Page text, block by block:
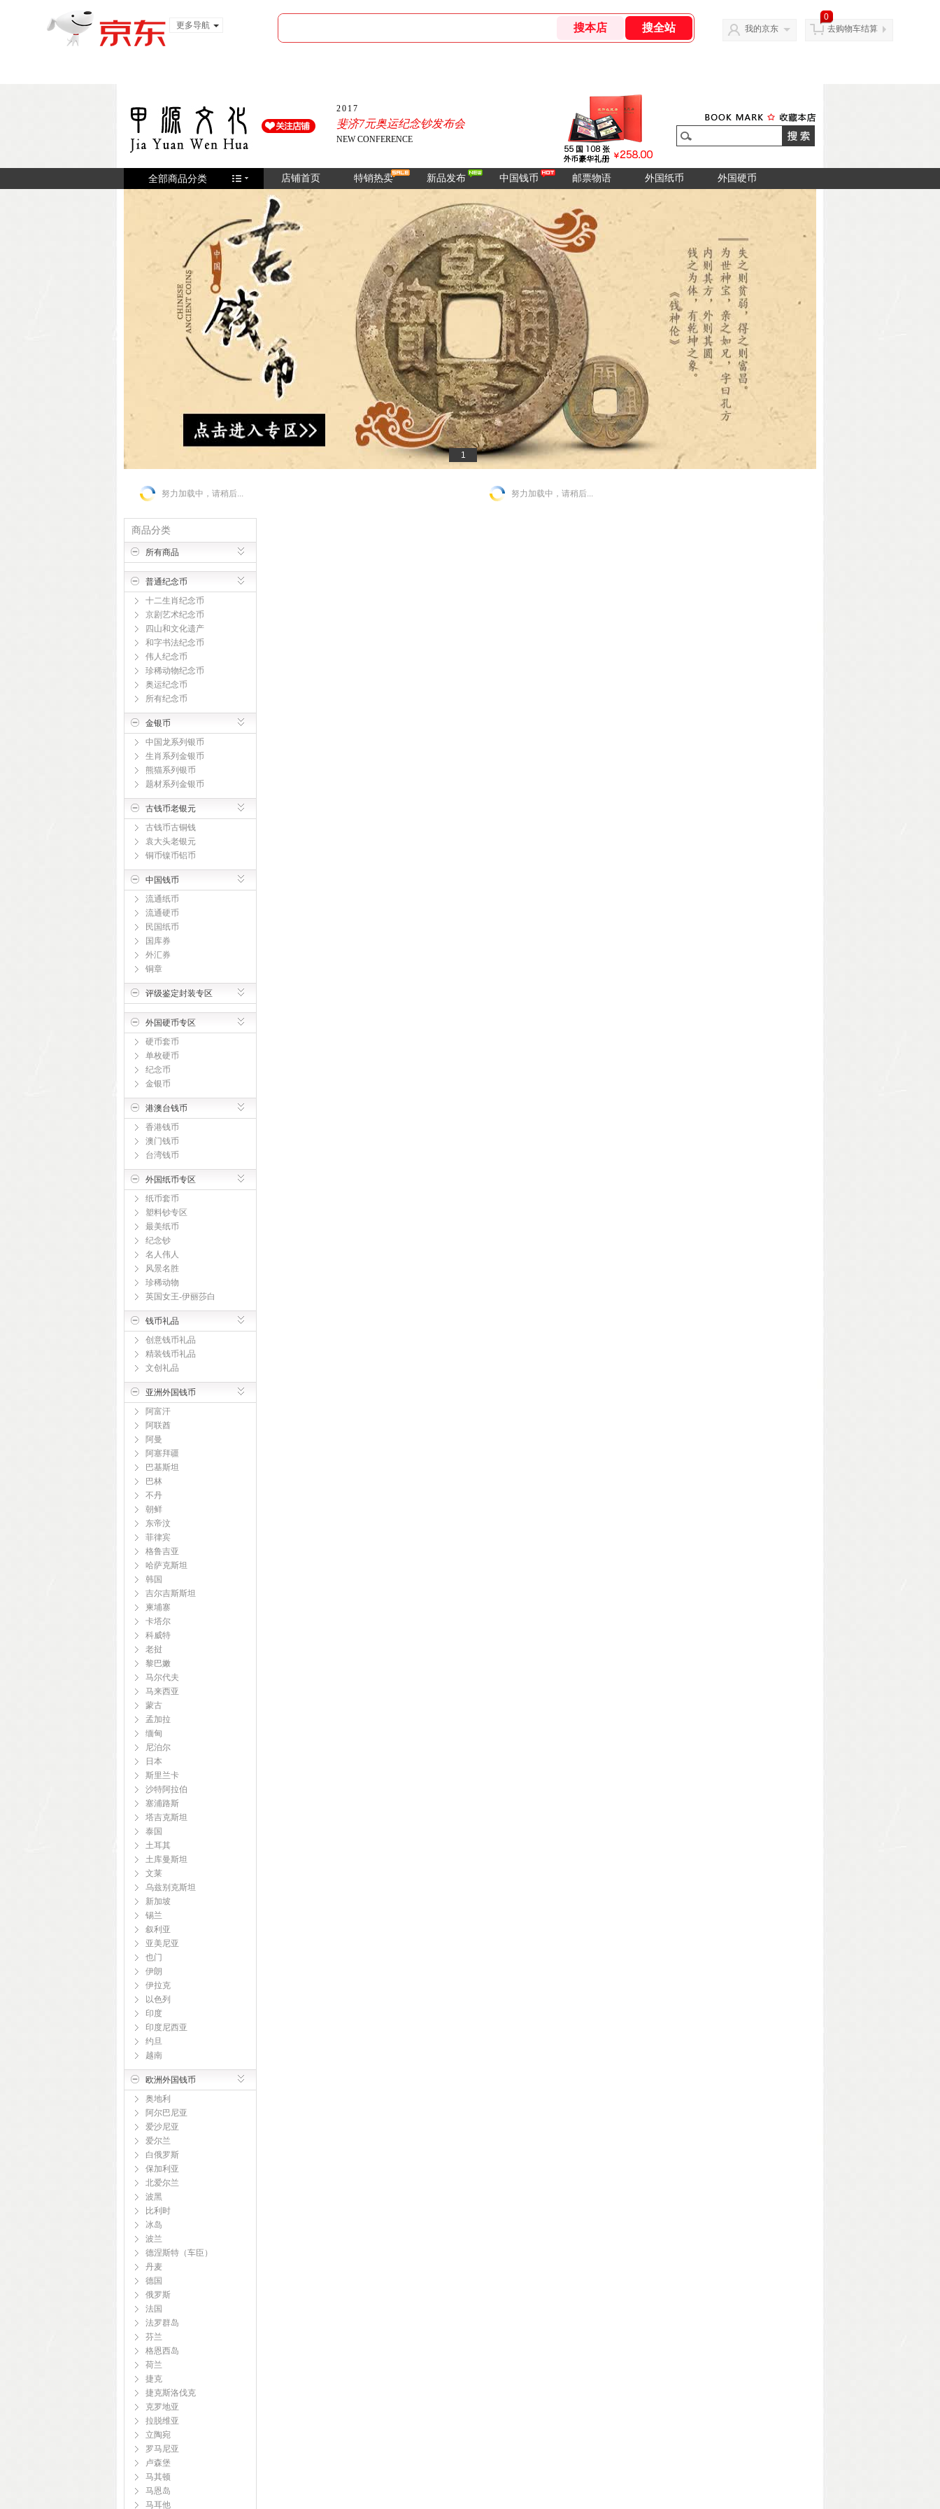
更多导航
我的京东
0
去购物车结算
2017
斐济7元奥运纪念钞发布会
NEW CONFERENCE
全部商品分类 店铺首页 特销热卖 新品发布 中国钱币 邮票物语 外国纸币 外国硬币
1
努力加载中，请稍后...
商品分类
所有商品
普通纪念币
十二生肖纪念币
京剧艺术纪念币
四山和文化遗产
和字书法纪念币
伟人纪念币
珍稀动物纪念币
奥运纪念币
所有纪念币
金银币
中国龙系列银币
生肖系列金银币
熊猫系列银币
题材系列金银币
古钱币老银元
古钱币古铜钱
袁大头老银元
铜币镍币铝币
中国钱币
流通纸币
流通硬币
民国纸币
国库券
外汇券
铜章
评级鉴定封装专区
外国硬币专区
硬币套币
单枚硬币
纪念币
金银币
港澳台钱币
香港钱币
澳门钱币
台湾钱币
外国纸币专区
纸币套币
塑料钞专区
最美纸币
纪念钞
名人伟人
风景名胜
珍稀动物
英国女王-伊丽莎白
钱币礼品
创意钱币礼品
精装钱币礼品
文创礼品
亚洲外国钱币
阿富汗
阿联酋
阿曼
阿塞拜疆
巴基斯坦
巴林
不丹
朝鲜
东帝汶
菲律宾
格鲁吉亚
哈萨克斯坦
韩国
吉尔吉斯斯坦
柬埔寨
卡塔尔
科威特
老挝
黎巴嫩
马尔代夫
马来西亚
蒙古
孟加拉
缅甸
尼泊尔
日本
斯里兰卡
沙特阿拉伯
塞浦路斯
塔吉克斯坦
泰国
土耳其
土库曼斯坦
文莱
乌兹别克斯坦
新加坡
锡兰
叙利亚
亚美尼亚
也门
伊朗
伊拉克
以色列
印度
印度尼西亚
约旦
越南
欧洲外国钱币
奥地利
阿尔巴尼亚
爱沙尼亚
爱尔兰
白俄罗斯
保加利亚
北爱尔兰
波黑
比利时
冰岛
波兰
德涅斯特（车臣）
丹麦
德国
俄罗斯
法国
法罗群岛
芬兰
格恩西岛
荷兰
捷克
捷克斯洛伐克
克罗地亚
拉脱维亚
立陶宛
罗马尼亚
卢森堡
马其顿
马恩岛
马耳他
努力加载中，请稍后...